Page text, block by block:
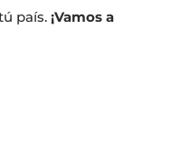
país. ¡Vamos a